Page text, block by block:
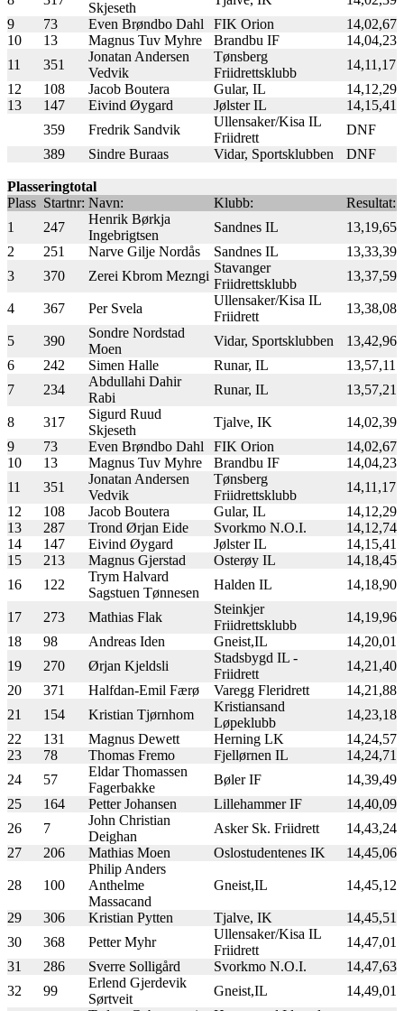
Skjeseth
9
73 Even Brøndbo Dahl FIK Orion
14,02,67
10
13 Magnus Tuv Myhre Brandbu IF
14,04,23
11
351
Jonatan Andersen
Vedvik
Tønsberg
Friidrettsklubb
14,11,17
12
108 Jacob Boutera Gular, IL
14,12,29
13
147 Eivind Øygard Jølster IL
14,15,41
359
Fredrik Sandvik
Ullensaker/Kisa IL
Friidrett
DNF
389
Sindre Buraas Vidar, Sportsklubben DNF
Plasseringtotal
Plass Startnr: Navn: Klubb:
Resultat:
1
247
Henrik Børkja
Ingebrigtsen
Sandnes IL
13,19,65
2
251 Narve Gilje Nordås Sandnes IL
13,33,39
3
370 Zerei Kbrom Mezngi
Stavanger
Friidrettsklubb
13,37,59
4 367 Per Svela
Ullensaker/Kisa IL
Friidrett
13,38,08
5 390
Sondre Nordstad
Moen
Vidar, Sportsklubben
13,42,96
6
242 Simen Halle Runar, IL
13,57,11
7
234
Abdullahi Dahir
Rabi
Runar, IL 13,57,21
8 317
Sigurd Ruud
Skjeseth
Tjalve, IK
14,02,39
9
73 Even Brøndbo Dahl FIK Orion
14,02,67
10
13 Magnus Tuv Myhre Brandbu IF
14,04,23
11
351
Jonatan Andersen
Vedvik
Tønsberg
Friidrettsklubb
14,11,17
12
108 Jacob Boutera Gular, IL
14,12,29
13
287 Trond Ørjan Eide Svorkmo N.O.I.
14,12,74
14
147 Eivind Øygard Jølster IL
14,15,41
15
213 Magnus Gjerstad Osterøy IL
14,18,45
16
122
Trym Halvard
Sagstuen Tønnesen
Halden IL 14,18,90
17 273 Mathias Flak
Steinkjer
Friidrettsklubb
14,19,96
18
98 Andreas Iden Gneist,IL
14,20,01
19
270 Ørjan Kjeldsli
Stadsbygd IL -
Friidrett
14,21,40
20
371 Halfdan-Emil Færø Varegg Fleridrett
14,21,88
21
154 Kristian Tjørnhom
Kristiansand
Løpeklubb
14,23,18
22
131 Magnus Dewett Herning LK
14,24,57
23
78 Thomas Fremo Fjellørnen IL
14,24,71
24
57
Eldar Thomassen
Fagerbakke
Bøler IF
14,39,49
25
164 Petter Johansen Lillehammer IF
14,40,09
26
7
John Christian
Deighan
Asker Sk. Friidrett
14,43,24
27
206 Mathias Moen Oslostudentenes IK 14,45,06
28 100
Philip Anders
Anthelme
Massacand
Gneist,IL 14,45,12
29 306 Kristian Pytten Tjalve, IK
14,45,51
30
368 Petter Myhr
Ullensaker/Kisa IL
Friidrett
14,47,01
31
286 Sverre Solligård Svorkmo N.O.I.
14,47,63
32
99
Erlend Gjerdevik
Sørtveit
Gneist,IL 14,49,01